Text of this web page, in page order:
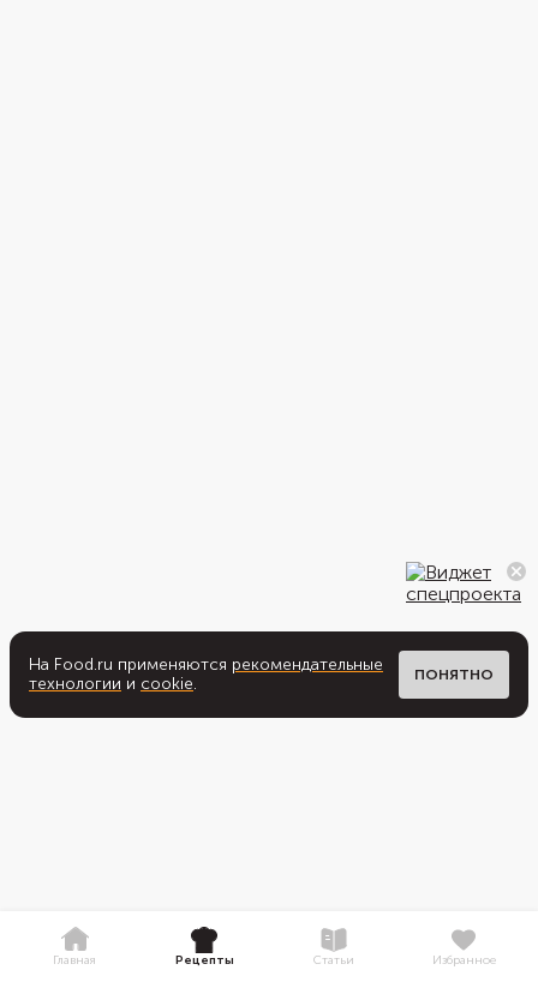
На Food.ru применяются рекомендательные
технологии и cookie. ПОНЯТНО
Главная Рецепты Статьи Избранное